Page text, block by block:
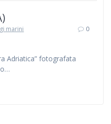
marini
0
Adriatica” fotografata